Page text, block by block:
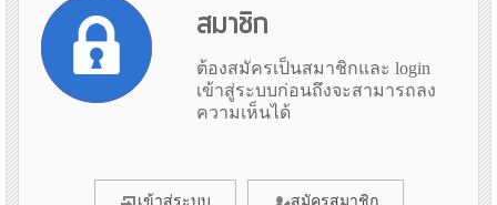
สมาชิก
ต้องสมัครเป็นสมาชิกและ login
เข้าสู่ระบบก่อนถึงจะสามารถลง
ความเห็นได้
เข้าสู่ระบบ สมัครสมาชิก